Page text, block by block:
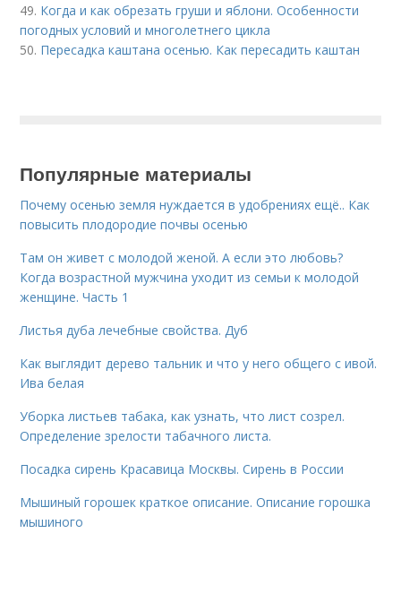
49. Когда и как обрезать груши и яблони. Особенности
погодных условий и многолетнего цикла
50. Пересадка каштана осенью. Как пересадить каштан
Популярные материалы
Почему осенью земля нуждается в удобрениях ещё.. Как
повысить плодородие почвы осенью
Там он живет с молодой женой. А если это любовь?
Когда возрастной мужчина уходит из семьи к молодой
женщине. Часть 1
Листья дуба лечебные свойства. Дуб
Как выглядит дерево тальник и что у него общего с ивой.
Ива белая
Уборка листьев табака, как узнать, что лист созрел.
Определение зрелости табачного листа.
Посадка сирень Красавица Москвы. Сирень в России
Мышиный горошек краткое описание. Описание горошка
мышиного